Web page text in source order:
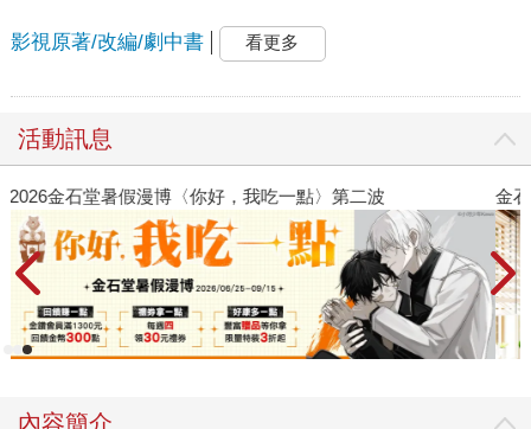
影視原著/改編/劇中書 看更多
活動訊息
金石堂2026海外優惠：電子書
內容簡介